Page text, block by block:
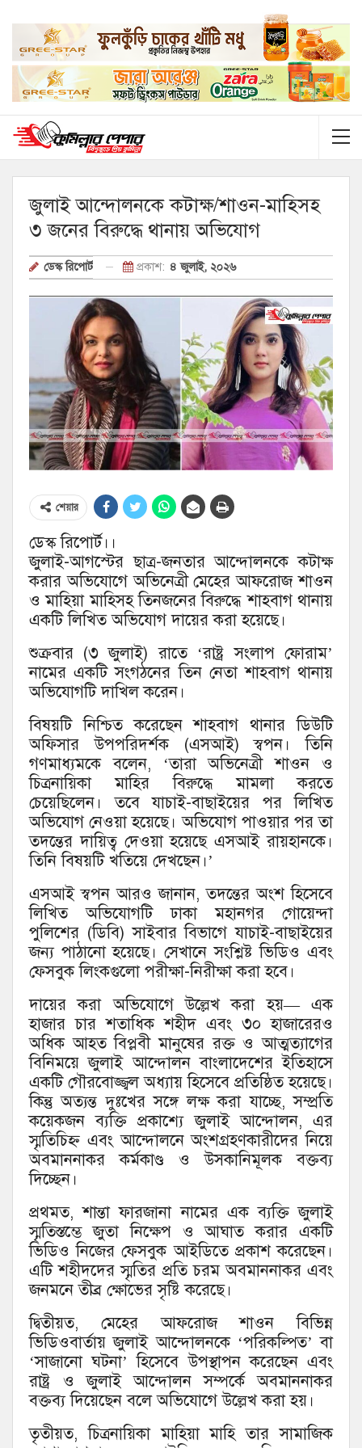
জুলাই আন্দোলনকে কটাক্ষ/শাওন-মাহিসহ
৩ জনের বিরুদ্ধে থানায় অভিযোগ
ডেস্ক রিপোর্ট প্রকাশ: ৪ জুলাই, ২০২৬
শেয়ার
ডেস্ক রিপোর্ট।।
জুলাই-আগস্টের ছাত্র-জনতার আন্দোলনকে কটাক্ষ
করার অভিযোগে অভিনেত্রী মেহের আফরোজ শাওন
ও মাহিয়া মাহিসহ তিনজনের বিরুদ্ধে শাহবাগ থানায়
একটি লিখিত অভিযোগ দায়ের করা হয়েছে।
শুক্রবার (৩ জুলাই) রাতে ‘রাষ্ট্র সংলাপ ফোরাম’
নামের একটি সংগঠনের তিন নেতা শাহবাগ থানায়
অভিযোগটি দাখিল করেন।
বিষয়টি নিশ্চিত করেছেন শাহবাগ থানার ডিউটি
অফিসার উপপরিদর্শক (এসআই) স্বপন। তিনি
গণমাধ্যমকে বলেন, ‘তারা অভিনেত্রী শাওন ও
চিত্রনায়িকা মাহির বিরুদ্ধে মামলা করতে
চেয়েছিলেন। তবে যাচাই-বাছাইয়ের পর লিখিত
অভিযোগ নেওয়া হয়েছে। অভিযোগ পাওয়ার পর তা
তদন্তের দায়িত্ব দেওয়া হয়েছে এসআই রায়হানকে।
তিনি বিষয়টি খতিয়ে দেখছেন।’
এসআই স্বপন আরও জানান, তদন্তের অংশ হিসেবে
লিখিত অভিযোগটি ঢাকা মহানগর গোয়েন্দা
পুলিশের (ডিবি) সাইবার বিভাগে যাচাই-বাছাইয়ের
জন্য পাঠানো হয়েছে। সেখানে সংশ্লিষ্ট ভিডিও এবং
ফেসবুক লিংকগুলো পরীক্ষা-নিরীক্ষা করা হবে।
দায়ের করা অভিযোগে উল্লেখ করা হয়— এক
হাজার চার শতাধিক শহীদ এবং ৩০ হাজারেরও
অধিক আহত বিপ্লবী মানুষের রক্ত ও আত্মত্যাগের
বিনিময়ে জুলাই আন্দোলন বাংলাদেশের ইতিহাসে
একটি গৌরবোজ্জ্বল অধ্যায় হিসেবে প্রতিষ্ঠিত হয়েছে।
কিন্তু অত্যন্ত দুঃখের সঙ্গে লক্ষ করা যাচ্ছে, সম্প্রতি
কয়েকজন ব্যক্তি প্রকাশ্যে জুলাই আন্দোলন, এর
স্মৃতিচিহ্ন এবং আন্দোলনে অংশগ্রহণকারীদের নিয়ে
অবমাননাকর কর্মকাণ্ড ও উসকানিমূলক বক্তব্য
দিচ্ছেন।
প্রথমত, শান্তা ফারজানা নামের এক ব্যক্তি জুলাই
স্মৃতিস্তম্ভে জুতা নিক্ষেপ ও আঘাত করার একটি
ভিডিও নিজের ফেসবুক আইডিতে প্রকাশ করেছেন।
এটি শহীদদের স্মৃতির প্রতি চরম অবমাননাকর এবং
জনমনে তীব্র ক্ষোভের সৃষ্টি করেছে।
দ্বিতীয়ত, মেহের আফরোজ শাওন বিভিন্ন
ভিডিওবার্তায় জুলাই আন্দোলনকে ‘পরিকল্পিত’ বা
‘সাজানো ঘটনা’ হিসেবে উপস্থাপন করেছেন এবং
রাষ্ট্র ও জুলাই আন্দোলন সম্পর্কে অবমাননাকর
বক্তব্য দিয়েছেন বলে অভিযোগে উল্লেখ করা হয়।
তৃতীয়ত, চিত্রনায়িকা মাহিয়া মাহি তার সামাজিক